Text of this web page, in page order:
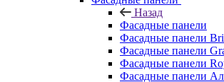
Назад
Фасадные панели
Фасадные панели
Фасадные панели
Фасадные панели
Фасадные панели